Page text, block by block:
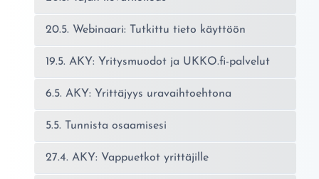
20.5. Webinaari: Tutkittu tieto käyttöön
19.5. AKY: Yritysmuodot ja UKKO.fi-palvelut
6.5. AKY: Yrittäjyys uravaihtoehtona
5.5. Tunnista osaamisesi
27.4. AKY: Vappuetkot yrittäjille